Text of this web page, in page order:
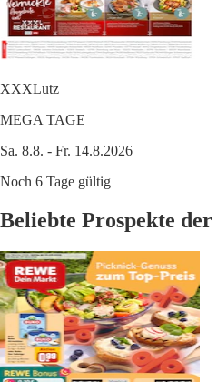
XXXLutz
MEGA TAGE
Sa. 8.8. - Fr. 14.8.2026
Noch 6 Tage gültig
Beliebte Prospekte der